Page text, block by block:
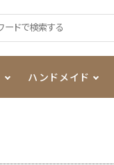
ハンドメイド